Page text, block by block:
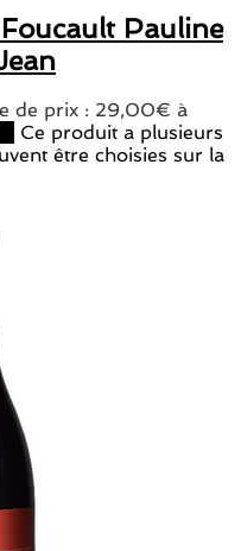
Pauline
de prix : 29,00€ à
Ce produit a plusieurs
être choisies sur la